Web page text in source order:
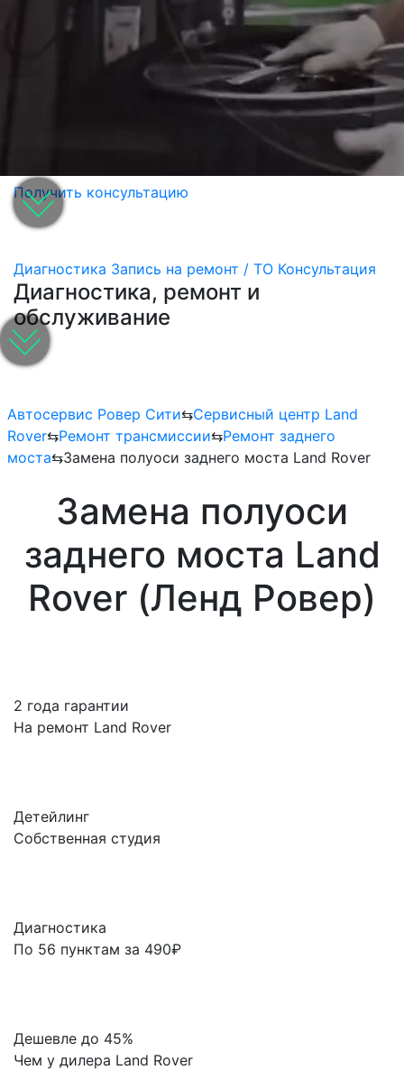
Получить консультацию
Диагностика Запись на ремонт / ТО Консультация
Диагностика, ремонт и
обслуживание
Автосервис Ровер Сити⇆Сервисный центр Land
Rover⇆Ремонт трансмиссии⇆Ремонт заднего
моста⇆Замена полуоси заднего моста Land Rover
Замена полуоси
заднего моста Land
Rover (Ленд Ровер)
2 года гарантии
На ремонт Land Rover
Детейлинг
Собственная студия
Диагностика
По 56 пунктам за 490₽
Дешевле до 45%
Чем у дилера Land Rover